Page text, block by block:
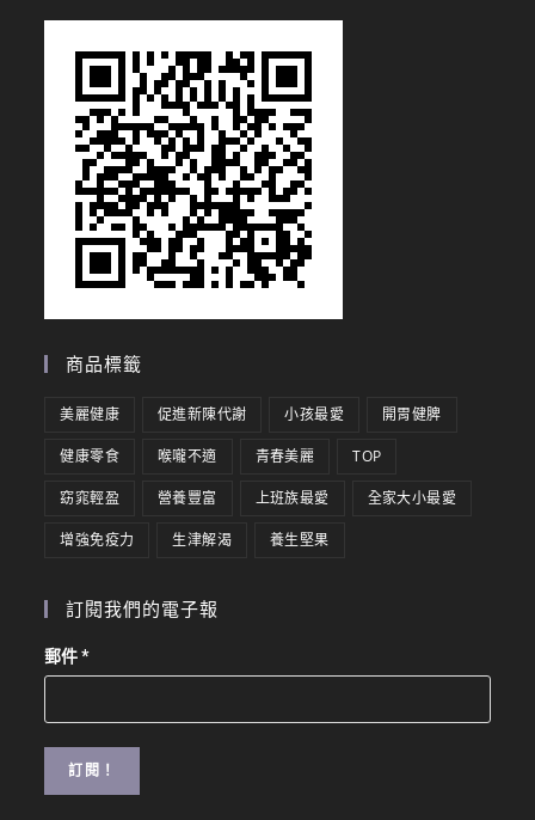
商品標籤
美麗健康 促進新陳代謝 小孩最愛 開胃健脾
健康零食 喉嚨不適 青春美麗 TOP
窈窕輕盈 營養豐富 上班族最愛 全家大小最愛
增強免疫力 生津解渴 養生堅果
訂閱我們的電子報
郵件*